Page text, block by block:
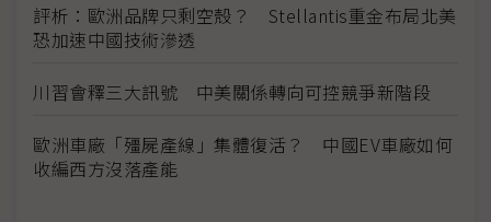
評析：歐洲品牌只剩空殼？ Stellantis重金布局北美
恐加速中國技術滲透
川習會釋三大訊號 中美關係轉向可控競爭新階段
歐洲車廠「殭屍產線」集體復活？ 中國EV車廠如何
收編西方沒落產能